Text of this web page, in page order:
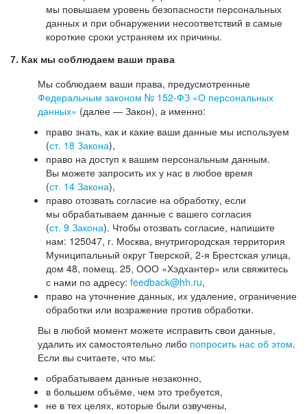
мы повышаем уровень безопасности персональных
данных и при обнаружении несоответствий в самые
короткие сроки устраняем их причины.
7. Как мы соблюдаем ваши права
Мы соблюдаем ваши права, предусмотренные
Федеральным законом № 152-ФЗ «О персональных
данных» (далее — Закон), а именно:
право знать, как и какие ваши данные мы используем
(ст. 18 Закона),
право на доступ к вашим персональным данным.
Вы можете запросить их у нас в любое время
(ст. 14 Закона),
право отозвать согласие на обработку, если
мы обрабатываем данные с вашего согласия
(ст. 9 Закона). Чтобы отозвать согласие, напишите
нам: 125047, г. Москва, внутригородская территория
Муниципальный округ Тверской, 2-я Брестская улица,
дом 48, помещ. 25, ООО «Хэдхантер» или свяжитесь
с нами по адресу: feedback@hh.ru,
право на уточнение данных, их удаление, ограничение
обработки или возражение против обработки.
Вы в любой момент можете исправить свои данные,
удалить их самостоятельно либо попросить нас об этом.
Если вы считаете, что мы:
обрабатываем данные незаконно,
в большем объёме, чем это требуется,
не в тех целях, которые были озвучены,